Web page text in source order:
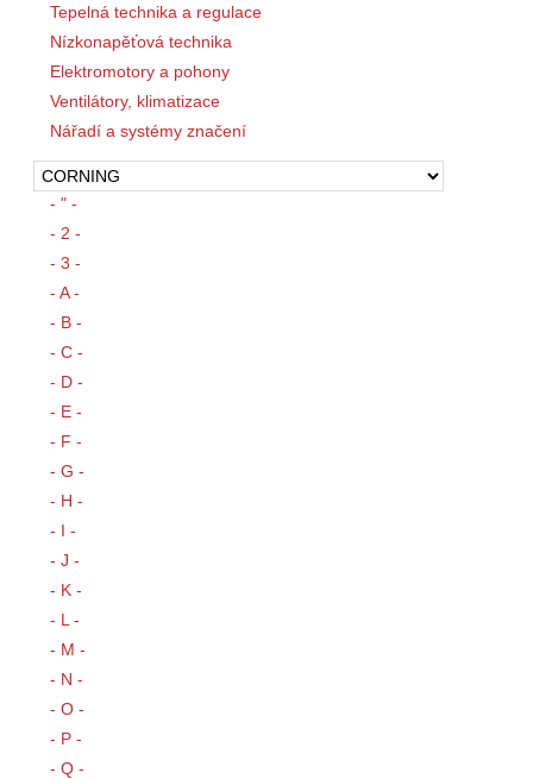
Tepelná technika a regulace
Nízkonapěťová technika
Elektromotory a pohony
Ventilátory, klimatizace
Nářadí a systémy značení
- " -
- 2 -
- 3 -
- A -
- B -
- C -
- D -
- E -
- F -
- G -
- H -
- I -
- J -
- K -
- L -
- M -
- N -
- O -
- P -
- Q -